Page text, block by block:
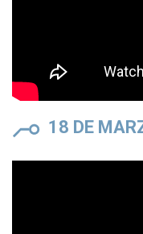
18 DE